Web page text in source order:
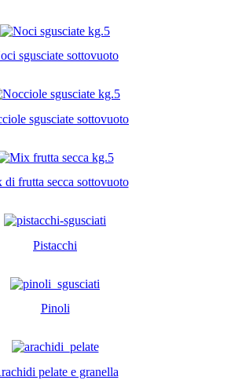
sgusciate sottovuoto
sgusciate sottovuoto
di frutta secca sottovuoto
Pistacchi
Pinoli
pelate e granella